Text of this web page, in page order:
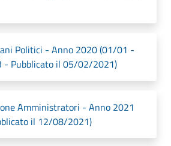
Politici - Anno 2020 (01/01 -
- Pubblicato il 05/02/2021)
Amministratori - Anno 2021
il 12/08/2021)